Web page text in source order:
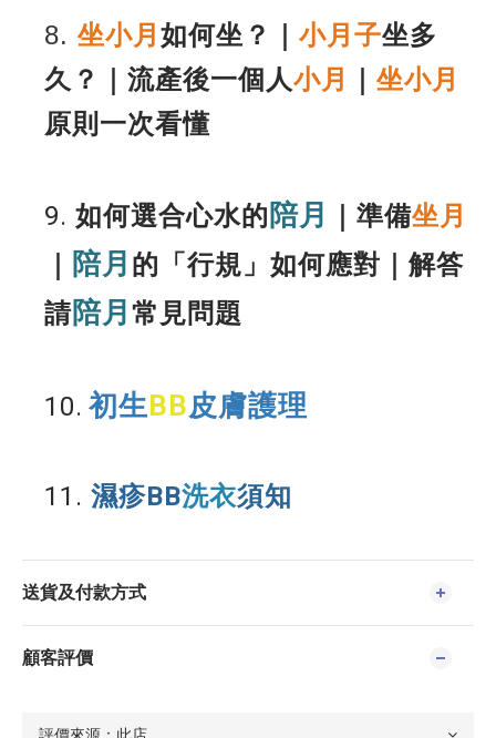
8. 坐小月 如何坐？｜ 小月子坐多
久？｜流產後一個人小月
坐小月
原則一次看懂
9. 如何選合心水的 陪月 ｜準備坐月
陪月 的「行規」如何應對｜解答
請陪月 常見問題
10. 初生BB皮膚護理
11. 濕疹BB洗衣須知
送貨及付款方式
顧客評價